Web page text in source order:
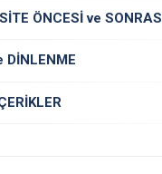
ÖNCESİ ve SONRASI
DİNLENME